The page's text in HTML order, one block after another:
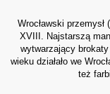
Wrocławski
XVIII. Najstarszą
wytwarzający brokaty
wieku działało we
też